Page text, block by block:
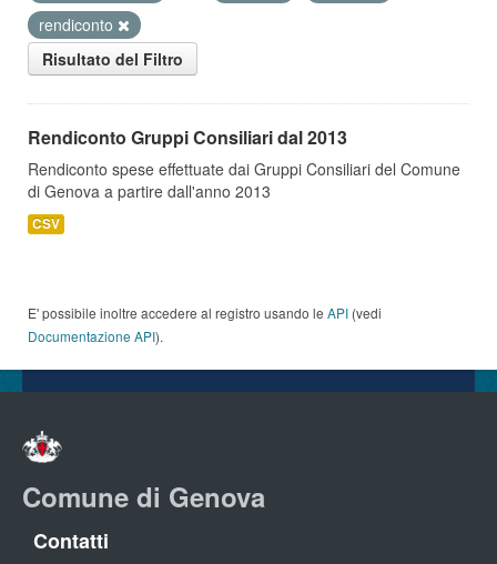
rendiconto
Risultato del Filtro
Rendiconto Gruppi Consiliari dal 2013
Rendiconto spese effettuate dai Gruppi Consiliari del Comune
di Genova a partire dall'anno 2013
CSV
E' possibile inoltre accedere al registro usando le API (vedi
Documentazione API).
Comune di Genova
Contatti